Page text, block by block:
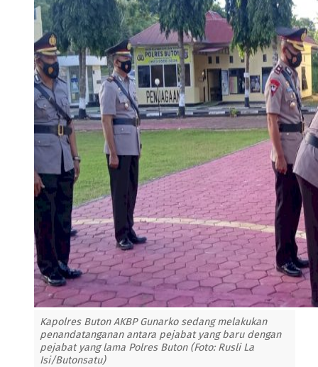
Kapolres Buton AKBP Gunarko sedang melakukan
penandatanganan antara pejabat yang baru dengan
pejabat yang lama Polres Buton (Foto: Rusli La
Isi/Butonsatu)